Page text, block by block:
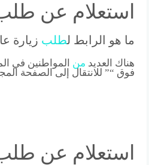
استعلام عن
ما هو الرابط لطلب زيارة
هناك العديد من المواطنين في
فوق “” للانتقال إلى الصفحة
استعلام عن